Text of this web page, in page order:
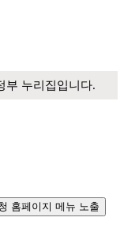
부 누리집입니다.
홈페이지 메뉴 노출